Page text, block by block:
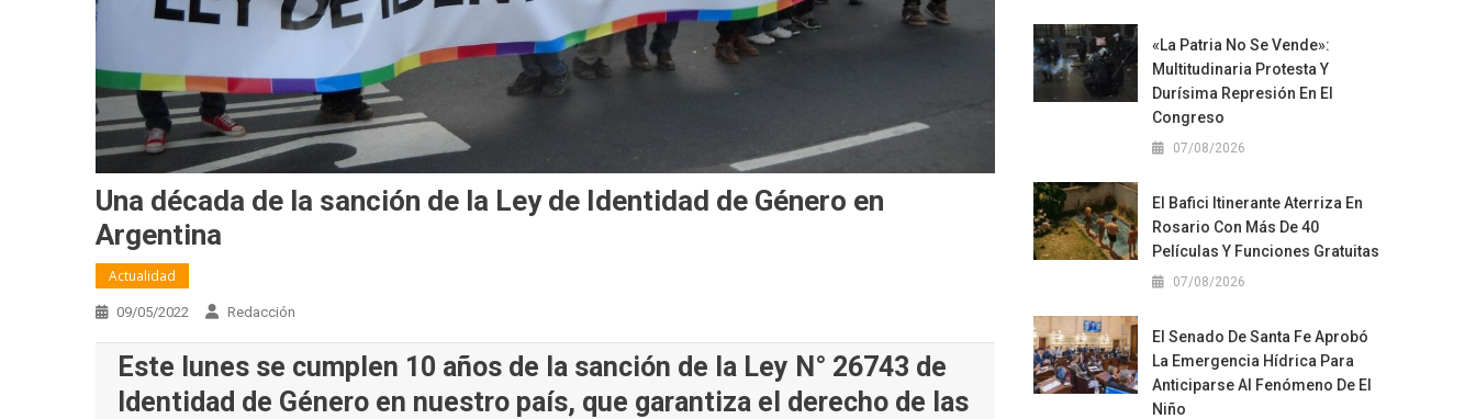
Una década de la sanción de la Ley de Identidad de Género en
Argentina
Actualidad
09/05/2022 Redacción
Este lunes se cumplen 10 años de la sanción de la Ley N° 26743 de
Identidad de Género en nuestro país, que garantiza el derecho de las
«La Patria No Se Vende»:
Multitudinaria Protesta Y
Durísima Represión En El
Congreso
07/08/2026
El Bafici Itinerante Aterriza En
Rosario Con Más De 40
Películas Y Funciones Gratuitas
07/08/2026
El Senado De Santa Fe Aprobó
La Emergencia Hídrica Para
Anticiparse Al Fenómeno De El
Niño